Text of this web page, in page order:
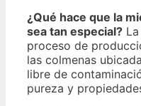
¿Qué hace que la
sea tan especial?
proceso de
las colmenas
libre de
pureza y